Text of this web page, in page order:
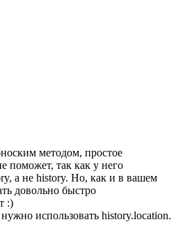
методом, простое
поможет, так как у него
а не history. Но, как и в вашем
довольно быстро
:)
использовать history.location.